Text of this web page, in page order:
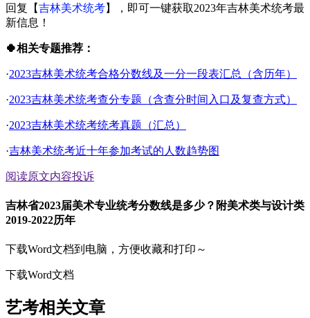
回复【吉林美术统考】，即可一键获取2023年吉林美术统考最
新信息！
🍀相关专题推荐：
·2023吉林美术统考合格分数线及一分一段表汇总（含历年）
·2023吉林美术统考查分专题（含查分时间入口及复查方式）
·2023吉林美术统考统考真题（汇总）
·吉林美术统考近十年参加考试的人数趋势图
阅读原文内容投诉
吉林省2023届美术专业统考分数线是多少？附美术类与设计类
2019-2022历年
下载Word文档到电脑，方便收藏和打印～
下载Word文档
艺考相关文章